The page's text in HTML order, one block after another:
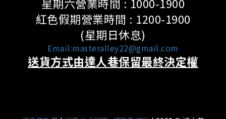
紅色假期營業時間 : 1200-1900
(星期日休息)
Email:masteralley22@gmail.com
送貨方式由達人巷保留最終決定權